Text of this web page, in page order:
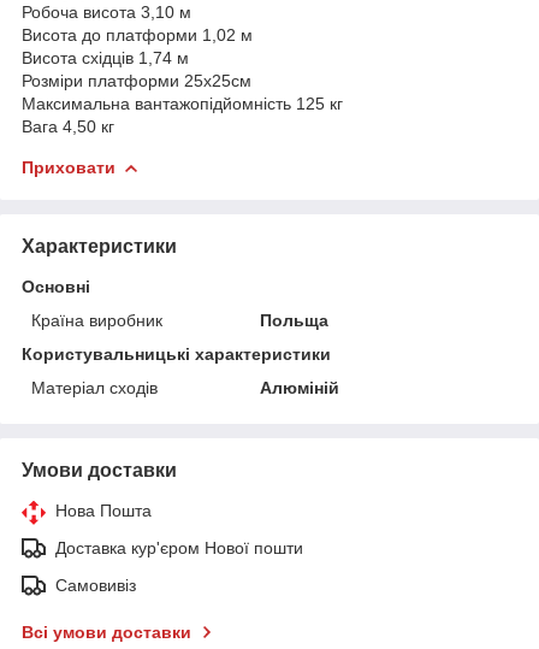
Робоча висота 3,10 м
Висота до платформи 1,02 м
Висота східців 1,74 м
Розміри платформи 25х25см
Максимальна вантажопідйомність 125 кг
Вага 4,50 кг
Приховати
Характеристики
Основні
Країна виробник
Польща
Користувальницькі характеристики
Матеріал сходів
Алюміній
Умови доставки
Нова Пошта
Доставка кур'єром Нової пошти
Самовивіз
Всі умови доставки